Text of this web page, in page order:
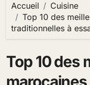
Accueil
Cuisine
Top 10 des
traditionnelles à
Top 10 des